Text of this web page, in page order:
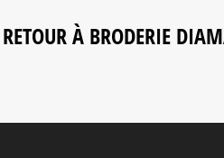
RETOUR À BRODERIE